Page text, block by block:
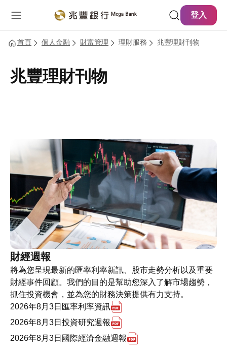
登入
首頁 個人金融 財富管理 理財服務 兆豐理財刊物
兆豐理財刊物
財經週報
將為您呈現最新的匯率利率新訊、股市走勢分析以及重要
財經事件回顧。我們的目的是幫助您深入了解市場趨勢，
抓住投資機會，並為您的財務決策提供有力支持。
2026年8月3日匯率利率資訊
2026年8月3日投資研究週報
2026年8月3日國際經濟金融週報